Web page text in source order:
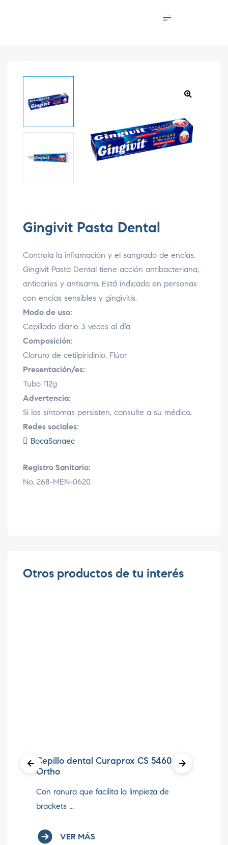
Gingivit Pasta Dental
Controla la inflamación y el sangrado de encías.
Gingivit Pasta Dental tiene acción antibacteriana,
anticaries y antisarro. Está indicada en personas
con encías sensibles y gingivitis.
Modo de uso:
Cepillado diario 3 veces al día
Composición:
Cloruro de cetilpiridinio, Flúor
Presentación/es:
Tubo 112g
Advertencia:
Si los síntomas persisten, consulte a su médico.
Redes sociales:
BocaSanaec
Registro Sanitario:
No. 268-MEN-0620
Otros productos de tu interés
Cepillo dental Curaprox CS 5460
Ortho
Con ranura que facilita la limpieza de
brackets ...
VER MÁS